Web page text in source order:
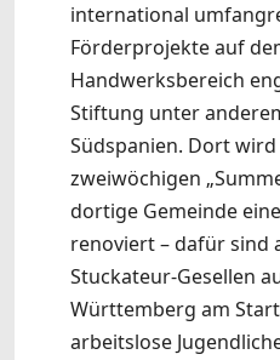
international
Förderprojekte auf
Handwerksbereich
Stiftung unter
Südspanien. Dort
zweiwöchigen
dortige Gemeinde
renoviert – dafür sind
Stuckateur-Gesellen
Württemberg am
arbeitslose